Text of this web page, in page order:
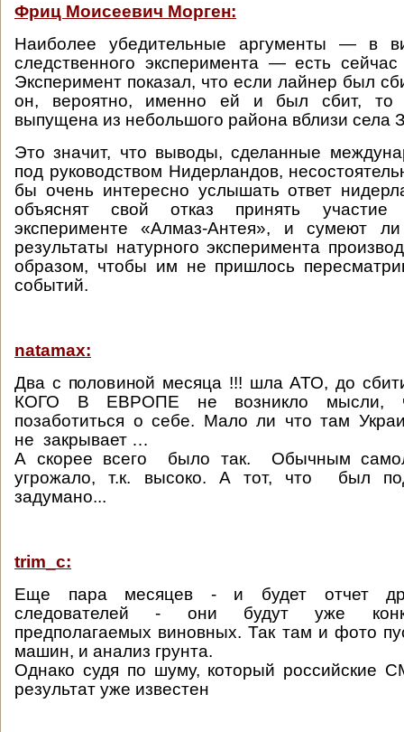
Фриц Моисеевич Морген:
Наиболее убедительные аргументы — в
следственного эксперимента — есть
Эксперимент показал, что если лайнер был
он, вероятно, именно ей и был сбит, то
выпущена из небольшого района вблизи села
Это значит, что выводы, сделанные
под руководством Нидерландов,
бы очень интересно услышать ответ
объяснят свой отказ принять участие
эксперименте «Алмаз-Антея», и сумеют
результаты натурного эксперимента
образом, чтобы им не пришлось
событий.
natamax:
Два с половиной месяца !!! шла АТО, до
КОГО В ЕВРОПЕ не возникло мысли,
позаботиться о себе. Мало ли что там
не закрывает …
А скорее всего было так. Обычным
угрожало, т.к. высоко. А тот, что был
задумано...
trim_c:
Еще пара месяцев - и будет отчет
следователей - они будут уже
предполагаемых виновных. Так там и фото
машин, и анализ грунта.
Однако судя по шуму, который российские
результат уже известен